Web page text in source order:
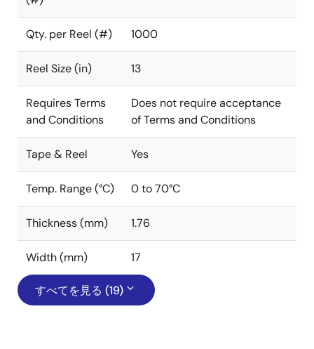
Qty. per Reel (#) 1000
Reel Size (in) 13
Requires Terms
and Conditions
Does not require acceptance
of Terms and Conditions
Tape & Reel Yes
Temp. Range (°C) 0 to 70°C
Thickness (mm) 1.76
Width (mm) 17
すべてを見る (19)